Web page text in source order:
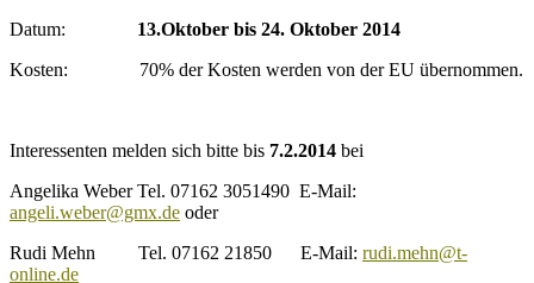
Datum: 13.Oktober bis 24. Oktober 2014
Kosten: 70% der Kosten werden von der EU übernommen.
Interessenten melden sich bitte bis 7.2.2014 bei
Angelika Weber Tel. 07162 3051490 E-Mail:
angeli.weber@gmx.de oder
Rudi Mehn Tel. 07162 21850 E-Mail: rudi.mehn@t-
online.de